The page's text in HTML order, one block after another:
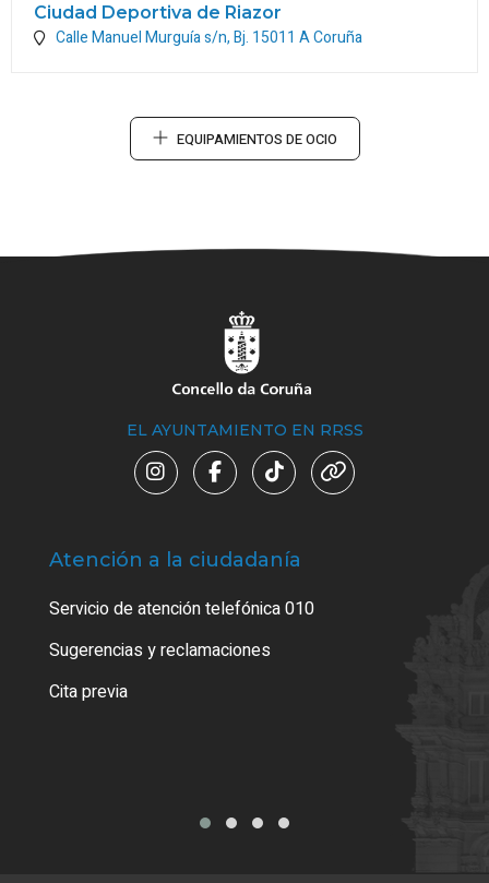
Ciudad Deportiva de Riazor
Calle Manuel Murguía s/n, Bj. 15011 A Coruña
EQUIPAMIENTOS DE OCIO
EL AYUNTAMIENTO EN RRSS
Atención a la ciudadanía
Servicio de atención telefónica 010
Sugerencias y reclamaciones
Cita previa